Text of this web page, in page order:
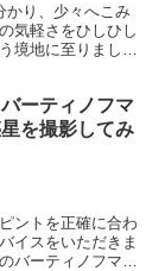
かり、少々へこみ
気軽さをひしひし
境地に至りまし
ーティノフマ
を撮影してみ
ントを正確に合わ
イスをいただきま
バーティノフマス